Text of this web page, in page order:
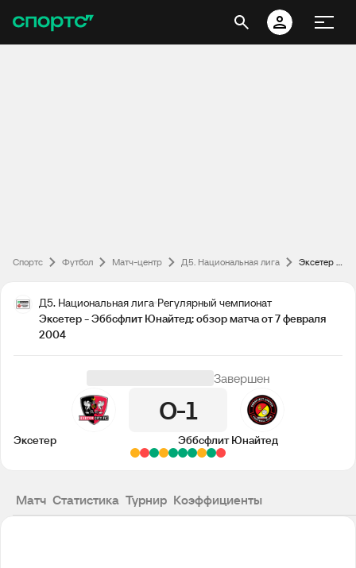
Спортс Футбол Матч-центр Д5. Национальная лига Эксетер - Эббсфлит Юнайтед: обзор матча от 7 февраля 2004
Д5. Национальная лига Регулярный чемпионат
Эксетер - Эббсфлит Юнайтед: обзор матча от 7 февраля
2004
Завершен
0 1
Эксетер Эббсфлит Юнайтед
Матч Статистика Турнир Коэффициенты